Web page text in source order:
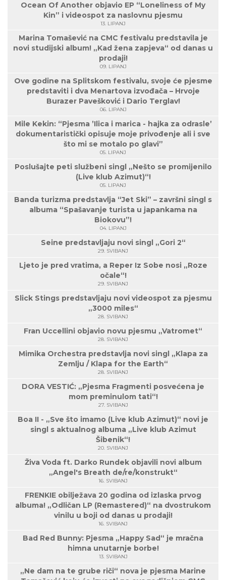
Ocean Of Another objavio EP “Loneliness of My
Kin” i videospot za naslovnu pjesmu
13. LIPANJ
Marina Tomašević na CMC festivalu predstavila je
novi studijski album! „Kad žena zapjeva“ od danas u
prodaji!
09. LIPANJ
Ove godine na Splitskom festivalu, svoje će pjesme
predstaviti i dva Menartova izvođača – Hrvoje
Burazer Pavešković i Dario Terglav!
06. LIPANJ
Mile Kekin: “Pjesma ’Ilica i marica - hajka za odrasle’
dokumentaristički opisuje moje privođenje ali i sve
što mi se motalo po glavi”
05. LIPANJ
Poslušajte peti službeni singl „Nešto se promijenilo
(Live klub Azimut)“!
05. LIPANJ
Banda turizma predstavlja “Jet Ski” – završni singl s
albuma “Spašavanje turista u japankama na
Biokovu”!
04. LIPANJ
Seine predstavljaju novi singl „Gori 2“
29. SVIBANJ
Ljeto je pred vratima, a Reper Iz Sobe nosi „Roze
očale“!
29. SVIBANJ
Slick Stings predstavljaju novi videospot za pjesmu
„3000 miles“
28. SVIBANJ
Fran Uccellini objavio novu pjesmu „Vatromet“
28. SVIBANJ
Mimika Orchestra predstavlja novi singl „Klapa za
Zemlju / Klapa for the Earth“
28. SVIBANJ
DORA VESTIĆ: „Pjesma Fragmenti posvećena je
mom preminulom tati“!
27. SVIBANJ
Boa II - „Sve što imamo (Live klub Azimut)“ novi je
singl s aktualnog albuma „Live klub Azimut
Šibenik“!
20. SVIBANJ
Živa Voda ft. Darko Rundek objavili novi album
„Angel's Breath de/re/konstrukt“
16. SVIBANJ
FRENKIE obilježava 20 godina od izlaska prvog
albuma! „Odličan LP (Remastered)“ na dvostrukom
vinilu u boji od danas u prodaji!
16. SVIBANJ
Bad Red Bunny: Pjesma „Happy Sad“ je mračna
himna unutarnje borbe!
13. SVIBANJ
„Ne dam na te grube riči“ nova je pjesma Marine